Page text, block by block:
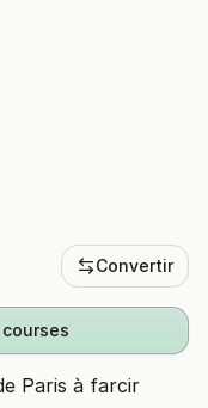
Convertir
Paris à farcir